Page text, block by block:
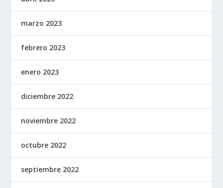
marzo 2023
febrero 2023
enero 2023
diciembre 2022
noviembre 2022
octubre 2022
septiembre 2022